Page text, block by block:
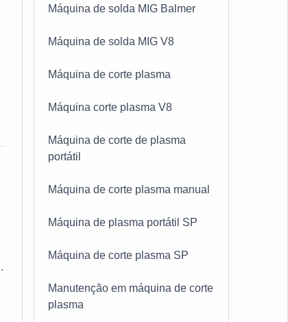
Máquina de solda MIG Balmer
Máquina de solda MIG V8
Máquina de corte plasma
Máquina corte plasma V8
Máquina de corte de plasma
portátil
Máquina de corte plasma manual
Máquina de plasma portátil SP
Máquina de corte plasma SP
Manutenção em máquina de corte
plasma